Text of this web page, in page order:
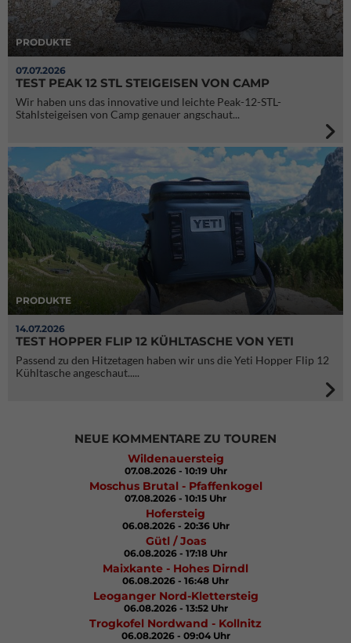
PRODUKTE
07.07.2026
TEST PEAK 12 STL STEIGEISEN VON CAMP
Wir haben uns das innovative und leichte Peak-12-STL-
Stahlsteigeisen von Camp genauer angschaut...
PRODUKTE
14.07.2026
TEST HOPPER FLIP 12 KÜHLTASCHE VON YETI
Passend zu den Hitzetagen haben wir uns die Yeti Hopper Flip 12
Kühltasche angeschaut.....
NEUE KOMMENTARE ZU TOUREN
Wildenauersteig
07.08.2026 - 10:19 Uhr
Moschus Brutal - Pfaffenkogel
07.08.2026 - 10:15 Uhr
Hofersteig
06.08.2026 - 20:36 Uhr
Gütl / Joas
06.08.2026 - 17:18 Uhr
Maixkante - Hohes Dirndl
06.08.2026 - 16:48 Uhr
Leoganger Nord-Klettersteig
06.08.2026 - 13:52 Uhr
Trogkofel Nordwand - Kollnitz
06.08.2026 - 09:04 Uhr